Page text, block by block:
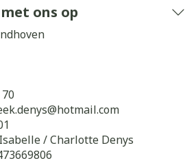
ons op
hotmail.com
Isabelle / Charlotte Denys